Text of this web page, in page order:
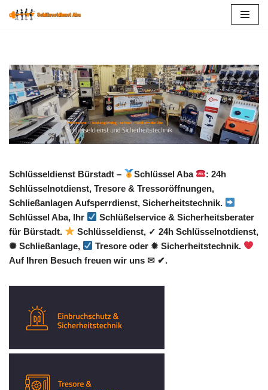
Schlüsseldienst Bürstadt – Schlüssel Aba
: 24h
Schlüsselnotdienst, Tresore & Tressoröffnungen,
Schließanlagen Aufsperrdienst, Sicherheitstechnik.
Schlüssel Aba, Ihr
Schlüßelservice & Sicherheitsberater
für Bürstadt.
Schlüsseldienst, ✓ 24h Schlüsselnotdienst,
✺ Schließanlage,
Tresore oder ✹ Sicherheitstechnik.
Auf Ihren Besuch freuen wir uns ✉ ✔.